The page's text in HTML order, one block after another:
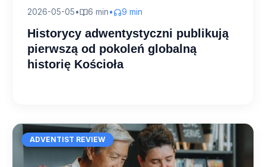
2026-05-05• 6 min• 9 min
Historycy adwentystyczni publikują
pierwszą od pokoleń globalną
historię Kościoła
ADVENTIST REVIEW